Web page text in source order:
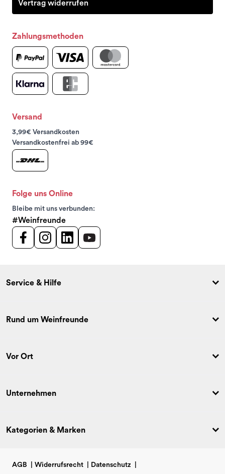
Vertrag widerrufen
Zahlungsmethoden
Versand
3,99€ Versandkosten
Versandkostenfrei ab 99€
Folge uns Online
Bleibe mit uns verbunden:
#Weinfreunde
Service & Hilfe
Rund um Weinfreunde
Vor Ort
Unternehmen
Kategorien & Marken
AGB Widerrufsrecht Datenschutz